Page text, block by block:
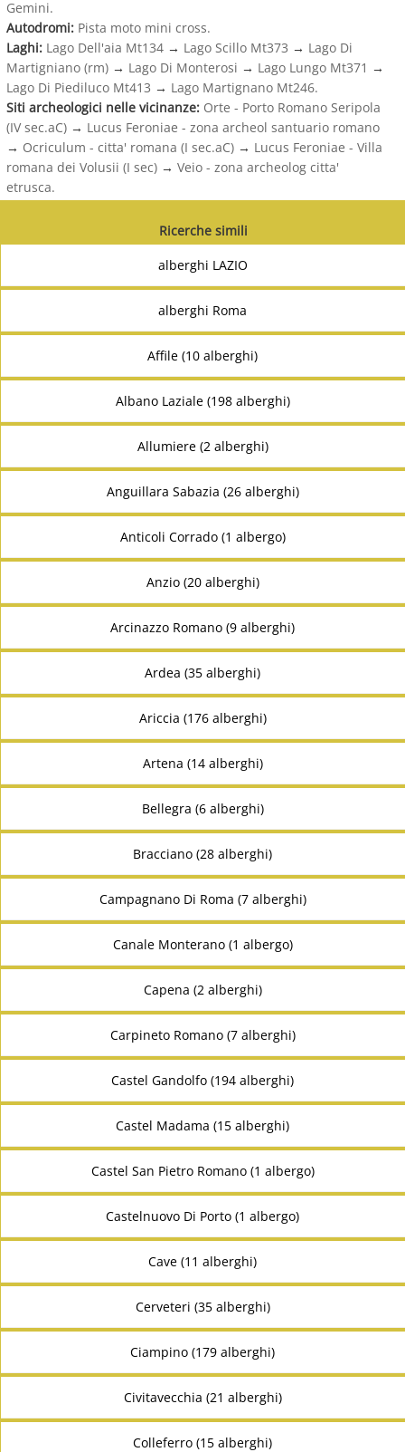
Gemini.
Autodromi: Pista moto mini cross.
Laghi: Lago Dell'aia Mt134 → Lago Scillo Mt373 → Lago Di
Martigniano (rm) → Lago Di Monterosi → Lago Lungo Mt371 →
Lago Di Piediluco Mt413 → Lago Martignano Mt246.
Siti archeologici nelle vicinanze: Orte - Porto Romano Seripola
(IV sec.aC) → Lucus Feroniae - zona archeol santuario romano
→ Ocriculum - citta' romana (I sec.aC) → Lucus Feroniae - Villa
romana dei Volusii (I sec) → Veio - zona archeolog citta'
etrusca.
Ricerche simili
alberghi LAZIO
alberghi Roma
Affile (10 alberghi)
Albano Laziale (198 alberghi)
Allumiere (2 alberghi)
Anguillara Sabazia (26 alberghi)
Anticoli Corrado (1 albergo)
Anzio (20 alberghi)
Arcinazzo Romano (9 alberghi)
Ardea (35 alberghi)
Ariccia (176 alberghi)
Artena (14 alberghi)
Bellegra (6 alberghi)
Bracciano (28 alberghi)
Campagnano Di Roma (7 alberghi)
Canale Monterano (1 albergo)
Capena (2 alberghi)
Carpineto Romano (7 alberghi)
Castel Gandolfo (194 alberghi)
Castel Madama (15 alberghi)
Castel San Pietro Romano (1 albergo)
Castelnuovo Di Porto (1 albergo)
Cave (11 alberghi)
Cerveteri (35 alberghi)
Ciampino (179 alberghi)
Civitavecchia (21 alberghi)
Colleferro (15 alberghi)